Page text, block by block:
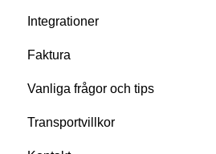
Egen transportör
DACHSER
Egna avtal
Mottagarfrakt
Integrationer
Importera dina ordrar till
Integrera Sendify direkt i ditt
Faktura
Fakturaposter
Vanliga frågor och tips
Transportvillkor